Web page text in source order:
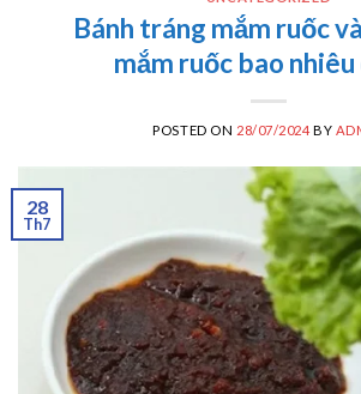
Bánh tráng mắm ruốc
mắm ruốc bao nhiêu
POSTED ON 28/07/2024 BY
28
Th7